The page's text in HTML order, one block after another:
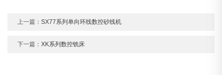
上一篇：SX77系列单向环线数控砂线机
下一篇：XK系列数控铣床